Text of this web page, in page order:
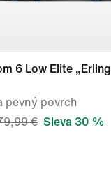
6 Low Elite „Erling
pevný povrch
€ Sleva 30 %